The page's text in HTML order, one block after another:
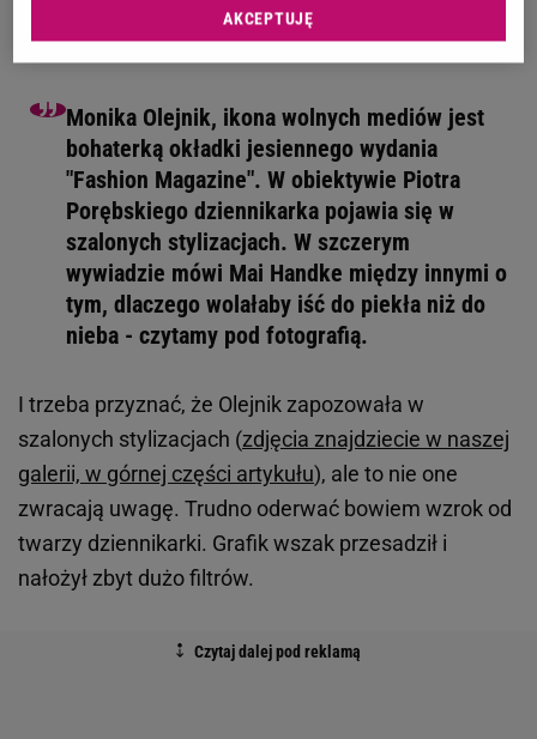
rękawami pojawiła się na okładce. Zdjęcie trafiło już
na instagramową tablicę kwartalnika.
Monika Olejnik, ikona wolnych mediów jest
bohaterką okładki jesiennego wydania
"Fashion Magazine". W obiektywie Piotra
Porębskiego dziennikarka pojawia się w
szalonych stylizacjach. W szczerym
wywiadzie mówi Mai Handke między innymi o
tym, dlaczego wolałaby iść do piekła niż do
nieba - czytamy pod fotografią.
I trzeba przyznać, że Olejnik zapozowała w
szalonych stylizacjach (zdjęcia znajdziecie w naszej
galerii, w górnej części artykułu), ale to nie one
zwracają uwagę. Trudno oderwać bowiem wzrok od
twarzy dziennikarki. Grafik wszak przesadził i
nałożył zbyt dużo filtrów.
AKCEPTUJĘ